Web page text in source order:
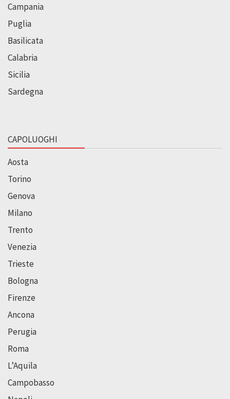
Campania
Puglia
Basilicata
Calabria
Sicilia
Sardegna
CAPOLUOGHI
Aosta
Torino
Genova
Milano
Trento
Venezia
Trieste
Bologna
Firenze
Ancona
Perugia
Roma
L’Aquila
Campobasso